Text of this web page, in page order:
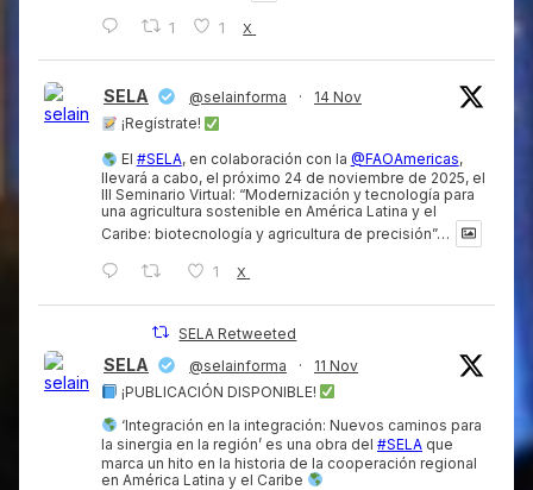
1 1 X
SELA @selainforma ·
14 Nov
¡Regístrate!
El #SELA, en colaboración con la @FAOAmericas,
llevará a cabo, el próximo 24 de noviembre de 2025, el
III Seminario Virtual: “Modernización y tecnología para
una agricultura sostenible en América Latina y el
Caribe: biotecnología y agricultura de precisión”…
1 X
SELA Retweeted
SELA @selainforma ·
11 Nov
¡PUBLICACIÓN DISPONIBLE!
‘Integración en la integración: Nuevos caminos para
la sinergia en la región’ es una obra del #SELA que
marca un hito en la historia de la cooperación regional
en América Latina y el Caribe